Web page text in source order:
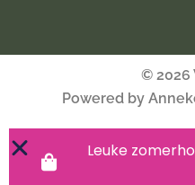
© 2026
Powered by
Leuke